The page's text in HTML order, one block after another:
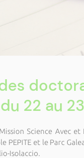
22 au
Science Avec
PEPITE et le Parc
Isolaccio.